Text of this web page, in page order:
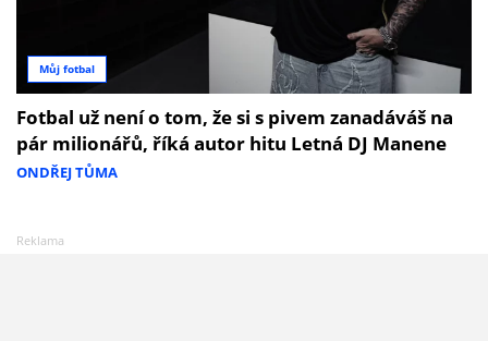
Můj fotbal
Fotbal už není o tom, že si s pivem zanadáváš na
pár milionářů, říká autor hitu Letná DJ Manene
ONDŘEJ TŮMA